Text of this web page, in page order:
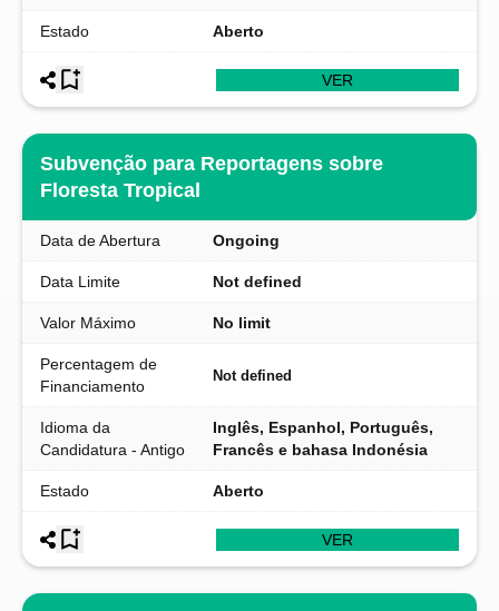
Estado Aberto
VER
Subvenção para Reportagens sobre
Floresta Tropical
Data de Abertura Ongoing
Data Limite Not defined
Valor Máximo No limit
Percentagem de
Financiamento
Not defined
Idioma da
Candidatura - Antigo
Inglês, Espanhol, Português,
Francês e bahasa Indonésia
Estado Aberto
VER